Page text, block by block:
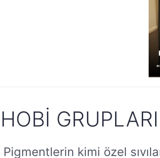
HOBI
Pigmentlerin kimi özel